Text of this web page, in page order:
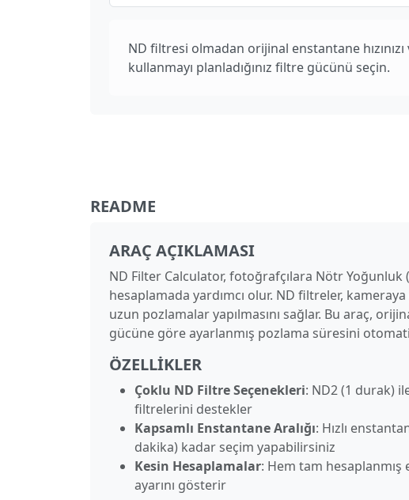
ND filtresi olmadan orijinal enstantane hızınızı
kullanmayı planladığınız filtre gücünü seçin.
README
ARAÇ AÇIKLAMASI
ND Filter Calculator, fotoğrafçılara Nötr
hesaplamada yardımcı olur. ND filtreler,
uzun pozlamalar yapılmasını sağlar. Bu araç,
gücüne göre ayarlanmış pozlama süresini
ÖZELLIKLER
Çoklu ND Filtre Seçenekleri: ND2 (1 durak)
filtrelerini destekler
Kapsamlı Enstantane Aralığı: Hızlı
dakika) kadar seçim yapabilirsiniz
Kesin Hesaplamalar: Hem tam
ayarını gösterir